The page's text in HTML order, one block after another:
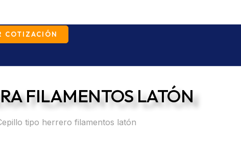
COTIZACIÓN
FILAMENTOS LATÓN
tipo herrero filamentos latón